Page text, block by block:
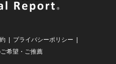
プライバシーポリシー
希望・ご推薦